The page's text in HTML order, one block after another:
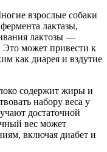
взрослые собаки
лактазы,
лактозы —
Это может привести к
как диарея и вздутие
содержит жиры и
набору веса у
достаточной
вес может
включая диабет и